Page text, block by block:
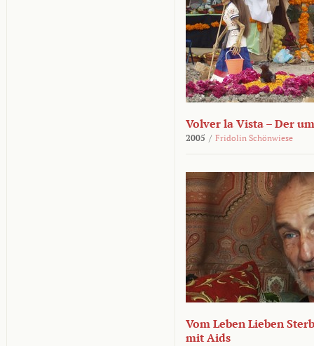
Volver la Vista – Der
2005 / Fridolin Schönwiese
Vom Leben Lieben
mit Aids